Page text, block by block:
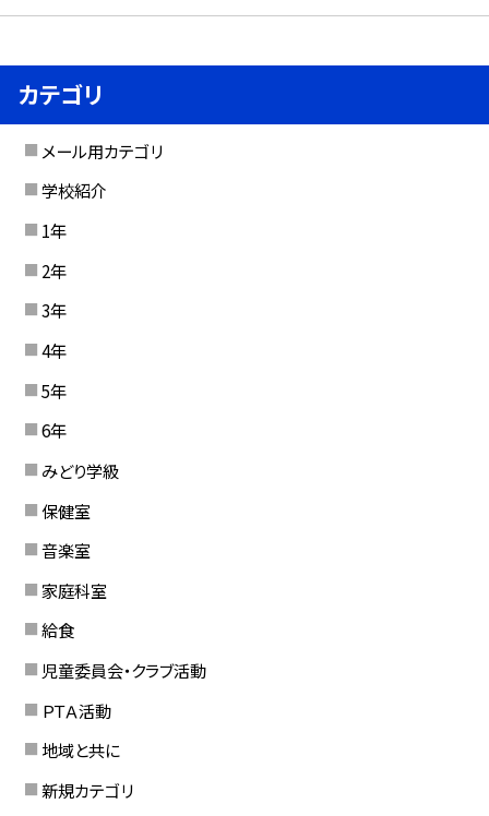
カテゴリ
メール用カテゴリ
学校紹介
1年
2年
3年
4年
5年
6年
みどり学級
保健室
音楽室
家庭科室
給食
児童委員会・クラブ活動
ＰＴＡ活動
地域と共に
新規カテゴリ